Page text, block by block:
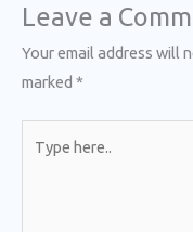
Leave a
Your email address will
marked *